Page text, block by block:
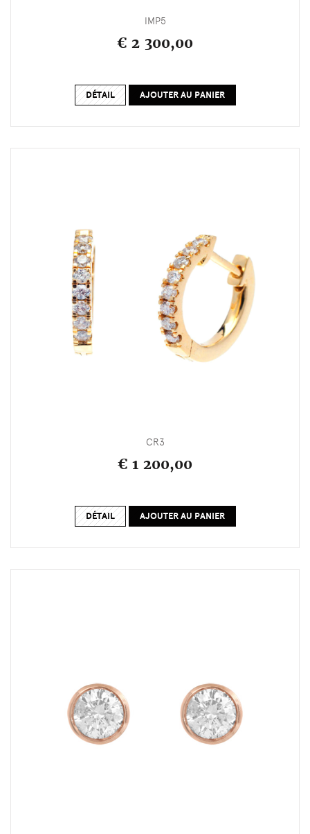
IMP5
€ 2 300,00
DÉTAIL AJOUTER AU PANIER
CR3
€ 1 200,00
DÉTAIL AJOUTER AU PANIER